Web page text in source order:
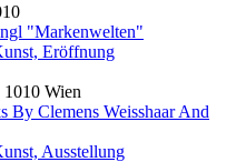
"Markenwelten"
Eröffnung
1010 Wien
By Clemens Weisshaar And
Ausstellung